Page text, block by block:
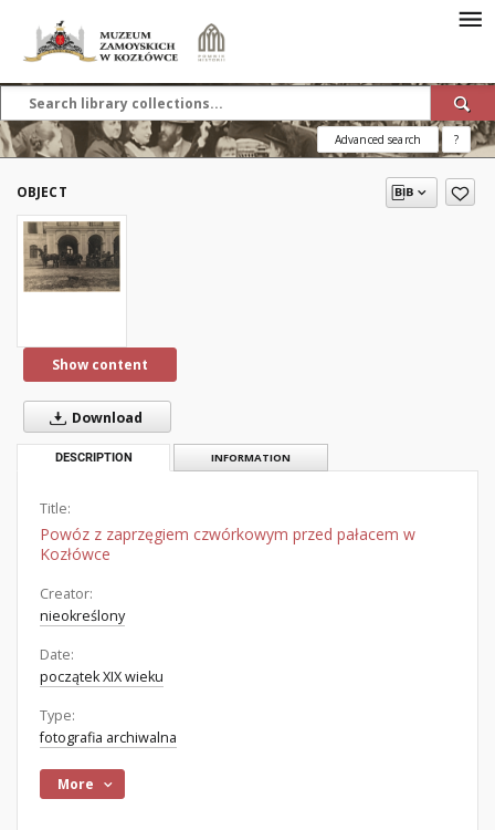
Advanced search ?
OBJECT
Show content
Download
DESCRIPTION INFORMATION
Title:
Powóz z zaprzęgiem czwórkowym przed pałacem w
Kozłówce
Creator:
nieokreślony
Date:
początek XIX wieku
Type:
fotografia archiwalna
More